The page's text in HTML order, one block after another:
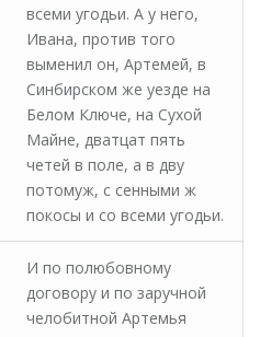
всеми угодьи. А у него,
Ивана, против того
выменил он, Артемей, в
Синбирском же уезде на
Белом Ключе, на Сухой
Майне, дватцат пять
четей в поле, а в дву
потомуж, с сенными ж
покосы и со всеми угодьи.
И по полюбовному
договору и по заручной
челобитной Артемья